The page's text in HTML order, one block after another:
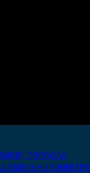
СВОБОДА
ХМЕЛЬНИЧЧИНІ